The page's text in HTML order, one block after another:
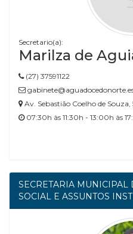
Secretario(a):
Marilza de
(27) 37591122
Av. Sebastião Coelho de
07:30h às 11:30h - 13:00h às
SECRETARIA MUNICIPAL
SOCIAL E ASSUNTOS